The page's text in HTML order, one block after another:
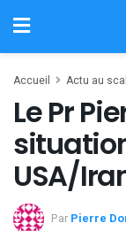
Accueil Actu au
Le Pr
USA/
Par Pierre